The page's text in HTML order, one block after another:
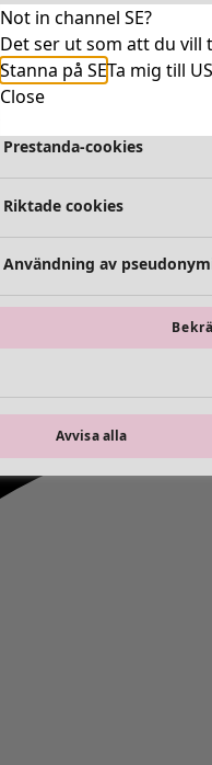
Not in channel SE?
Det ser ut som att du vill
Stanna på SETa mig till US
Close
Absolut nödvändiga
Funktionella cookies
Prestanda-cookies
Riktade cookies
Användning av
Avvisa alla